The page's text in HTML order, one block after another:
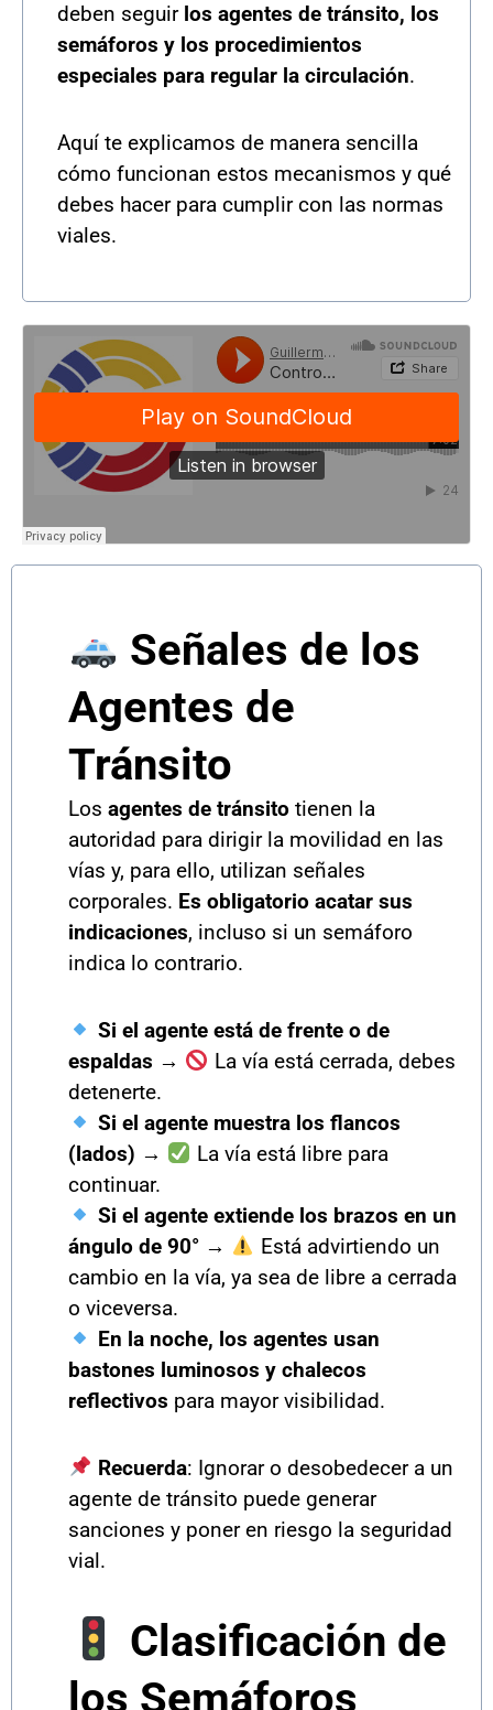
deben seguir los agentes de tránsito, los
semáforos y los procedimientos
especiales para regular la circulación.
Aquí te explicamos de manera sencilla
cómo funcionan estos mecanismos y qué
debes hacer para cumplir con las normas
viales.
Señales de los
Agentes de
Tránsito
Los agentes de tránsito tienen la
autoridad para dirigir la movilidad en las
vías y, para ello, utilizan señales
corporales. Es obligatorio acatar sus
indicaciones, incluso si un semáforo
indica lo contrario.
Si el agente está de frente o de
espaldas →
La vía está cerrada, debes
detenerte.
Si el agente muestra los flancos
(lados) →
La vía está libre para
continuar.
Si el agente extiende los brazos en un
ángulo de 90° →
Está advirtiendo un
cambio en la vía, ya sea de libre a cerrada
o viceversa.
En la noche, los agentes usan
bastones luminosos y chalecos
reflectivos para mayor visibilidad.
Recuerda: Ignorar o desobedecer a un
agente de tránsito puede generar
sanciones y poner en riesgo la seguridad
vial.
Clasificación de
los Semáforos